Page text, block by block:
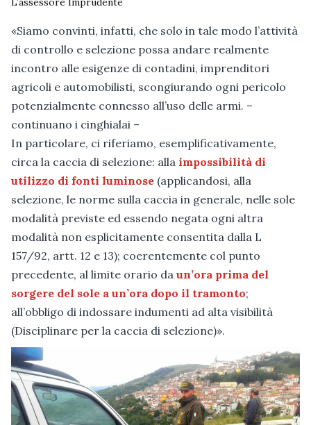
«Siamo convinti, infatti, che solo in tale modo l’attività
di controllo e selezione possa andare realmente
incontro alle esigenze di contadini, imprenditori
agricoli e automobilisti, scongiurando ogni pericolo
potenzialmente connesso all’uso delle armi. –
continuano i cinghialai –
In particolare, ci riferiamo, esemplificativamente,
circa la caccia di selezione: alla impossibilità di
utilizzo di fonti luminose (applicandosi, alla
selezione, le norme sulla caccia in generale, nelle sole
modalità previste ed essendo negata ogni altra
modalità non esplicitamente consentita dalla L
157/92, artt. 12 e 13); coerentemente col punto
precedente, al limite orario da un’ora prima del
sorgere del sole a un’ora dopo il tramonto;
all’obbligo di indossare indumenti ad alta visibilità
(Disciplinare per la caccia di selezione)».